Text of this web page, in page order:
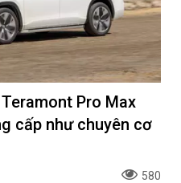
Pro Max
cấp như chuyên cơ
580